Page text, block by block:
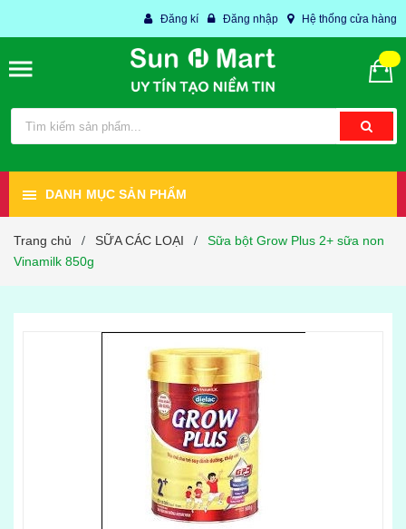
Đăng kí Đăng nhập Hệ thống cửa hàng
DANH MỤC SẢN PHẨM
Trang chủ / SỮA CÁC LOẠI /
Sữa bột Grow Plus 2+ sữa non
Vinamilk 850g